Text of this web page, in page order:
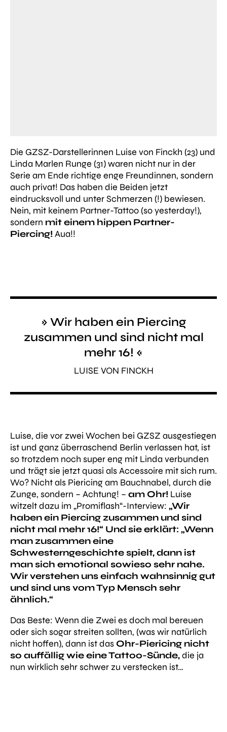
Die GZSZ-Darstellerinnen Luise von Finckh (23) und
Linda Marlen Runge (31) waren nicht nur in der
Serie am Ende richtige enge Freundinnen, sondern
auch privat! Das haben die Beiden jetzt
eindrucksvoll und unter Schmerzen (!) bewiesen.
Nein, mit keinem Partner-Tattoo (so yesterday!),
sondern mit einem hippen Partner-
Piercing!Aua!!
» Wir haben ein Piercing
zusammen und sind nicht mal
mehr 16! «
LUISE VON FINCKH
Luise, die vor zwei Wochen bei GZSZ ausgestiegen
ist und ganz überraschend Berlin verlassen hat, ist
so trotzdem noch super eng mit Linda verbunden
und trägt sie jetzt quasi als Accessoire mit sich rum.
Wo? Nicht als Piericing am Bauchnabel, durch die
Zunge, sondern – Achtung! – am Ohr! Luise
witzelt dazu im „Promiflash“-Interview: „Wir
haben ein Piercing zusammen und sind
nicht mal mehr 16!“ Und sie erklärt: „Wenn
man zusammen eine
Schwesterngeschichte spielt, dann ist
man sich emotional sowieso sehr nahe.
Wir verstehen uns einfach wahnsinnig gut
und sind uns vom Typ Mensch sehr
ähnlich.“
Das Beste: Wenn die Zwei es doch mal bereuen
oder sich sogar streiten sollten, (was wir natürlich
nicht hoffen), dann ist das Ohr-Piericing nicht
so auffällig wie eine Tattoo-Sünde,die ja
nun wirklich sehr schwer zu verstecken ist…